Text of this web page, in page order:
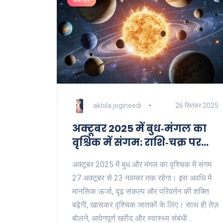
akhila jogineedi 26 सितंबर 2025
अक्टूबर 2025 में बुध‑मंगल का
वृश्चिक में संगम: राशि‑चक्र पर
अक्टूबर 2025 में बुध और मंगल का वृश्चिक में संगम
27 अक्टूबर से 23 नवम्बर तक रहेगा। इस अवधि में
मानसिक ऊर्जा, दृढ़ संकल्प और परिवर्तन की शक्ति
बढ़ेगी, खासकर वृश्चिक जातकों के लिए। साथ ही तेज़
बोलने, आवेगपूर्ण खरीद और स्वास्थ्य संबंधी